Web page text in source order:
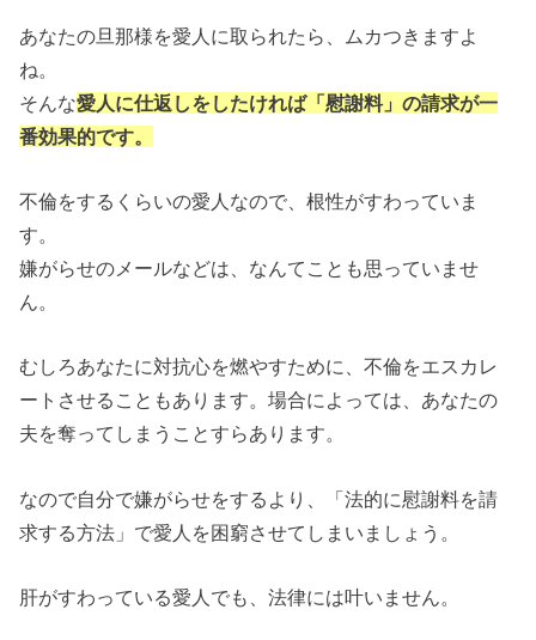
あなたの旦那様を愛人に取られたら、ムカつきますよ
ね。
そんな愛人に仕返しをしたければ「慰謝料」の請求が一
番効果的です。
不倫をするくらいの愛人なので、根性がすわっていま
す。
嫌がらせのメールなどは、なんてことも思っていませ
ん。
むしろあなたに対抗心を燃やすために、不倫をエスカレ
ートさせることもあります。場合によっては、あなたの
夫を奪ってしまうことすらあります。
なので自分で嫌がらせをするより、「法的に慰謝料を請
求する方法」で愛人を困窮させてしまいましょう。
肝がすわっている愛人でも、法律には叶いません。